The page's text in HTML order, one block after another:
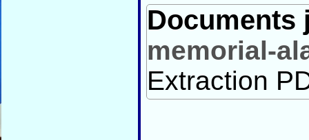
Documents
memorial-
Extraction